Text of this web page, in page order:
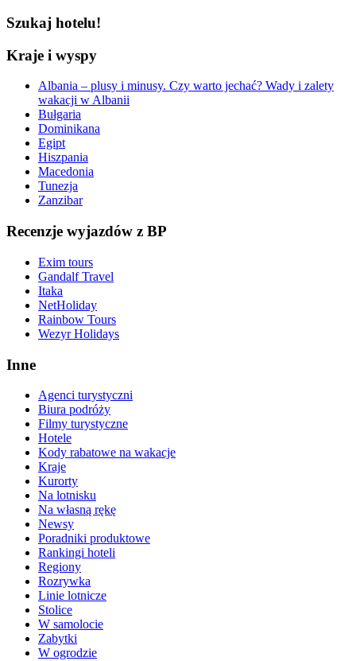
Szukaj hotelu!
Kraje i wyspy
Albania – plusy i minusy. Czy warto jechać? Wady i zalety
wakacji w Albanii
Bułgaria
Dominikana
Egipt
Hiszpania
Macedonia
Tunezja
Zanzibar
Recenzje wyjazdów z BP
Exim tours
Gandalf Travel
Itaka
NetHoliday
Rainbow Tours
Wezyr Holidays
Inne
Agenci turystyczni
Biura podróży
Filmy turystyczne
Hotele
Kody rabatowe na wakacje
Kraje
Kurorty
Na lotnisku
Na własną rękę
Newsy
Poradniki produktowe
Rankingi hoteli
Regiony
Rozrywka
Linie lotnicze
Stolice
W samolocie
Zabytki
W ogrodzie